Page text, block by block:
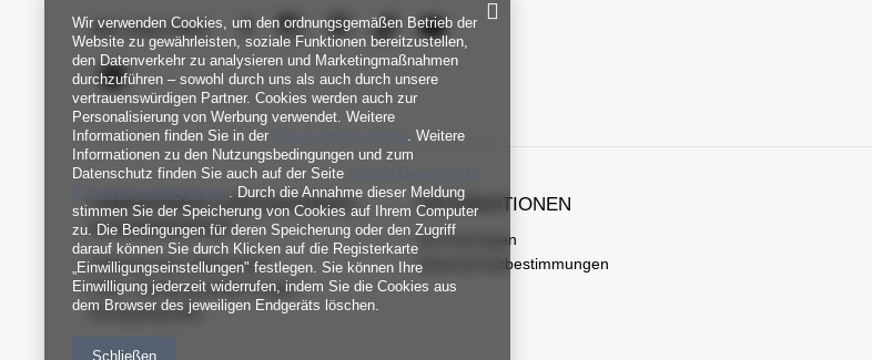
SEI UNS NAH
FABRIKPREIS-GROSSHANDEL-K
UNDENDIENST
Zahlung und Lieferkosten
FAQ - Häufig gestellte Fragen
Rückgabepolitik
INFORMATIONEN
Verordnungen
Datenschutzbestimmungen
Wir verwenden Cookies, um den ordnungsgemäßen Betrieb der
Website zu gewährleisten, soziale Funktionen bereitzustellen,
den Datenverkehr zu analysieren und Marketingmaßnahmen
durchzuführen – sowohl durch uns als auch durch unsere
vertrauenswürdigen Partner. Cookies werden auch zur
Personalisierung von Werbung verwendet. Weitere
Informationen finden Sie in der
. Weitere
Informationen zu den Nutzungsbedingungen und zum
Datenschutz finden Sie auch auf der Seite
& Nutzungsbedingungen . Durch die Annahme dieser Meldung
stimmen Sie der Speicherung von Cookies auf Ihrem Computer
zu. Die Bedingungen für deren Speicherung oder den Zugriff
darauf können Sie durch Klicken auf die Registerkarte
„Einwilligungseinstellungen" festlegen. Sie können Ihre
Einwilligung jederzeit widerrufen, indem Sie die Cookies aus
dem Browser des jeweiligen Endgeräts löschen.
Schließen